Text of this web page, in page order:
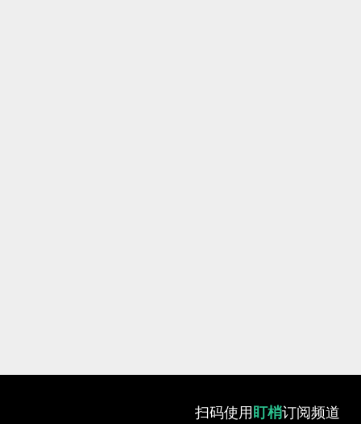
扫码使用 盯梢订阅频道